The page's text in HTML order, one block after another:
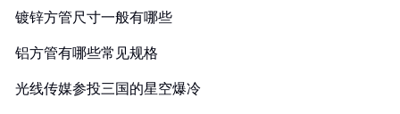
镀锌方管尺寸一般有哪些
铝方管有哪些常见规格
光线传媒参投三国的星空爆冷